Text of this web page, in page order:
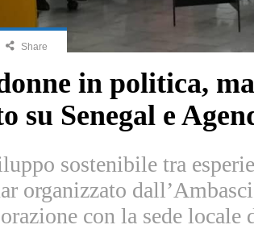
Share
in politica,
su Senegal e
sostenibile tra
organizzato
con la sede locale